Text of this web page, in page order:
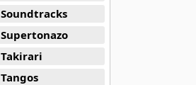
Soundtracks
Supertonazo
Takirari
Tangos